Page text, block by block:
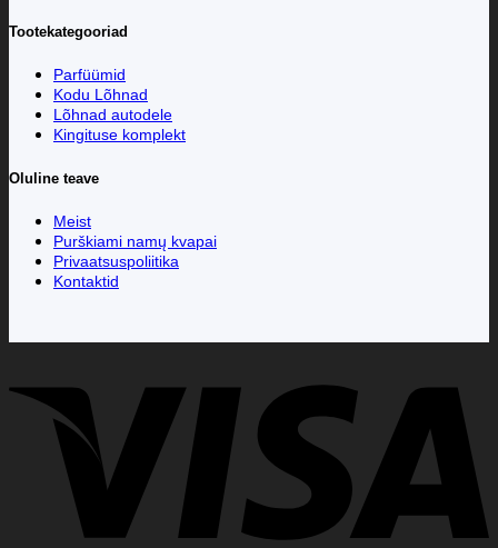
Tootekategooriad
Parfüümid
Kodu Lõhnad
Lõhnad autodele
Kingituse komplekt
Oluline teave
Meist
Purškiami namų kvapai
Privaatsuspoliitika
Kontaktid